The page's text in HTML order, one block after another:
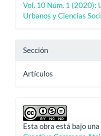
Vol. 10 Núm. 1 (2020):
Urbanos y Ciencias
Sección
Artículos
Esta obra está bajo